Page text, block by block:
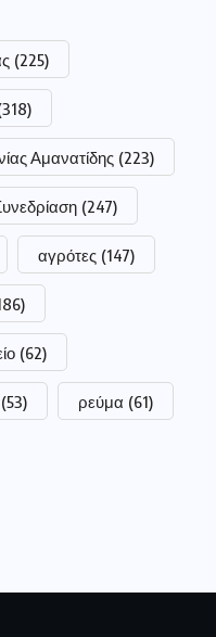
(225)
Αμανατίδης (223)
(247)
αγρότες (147)
(62)
(53) ρεύμα (61)